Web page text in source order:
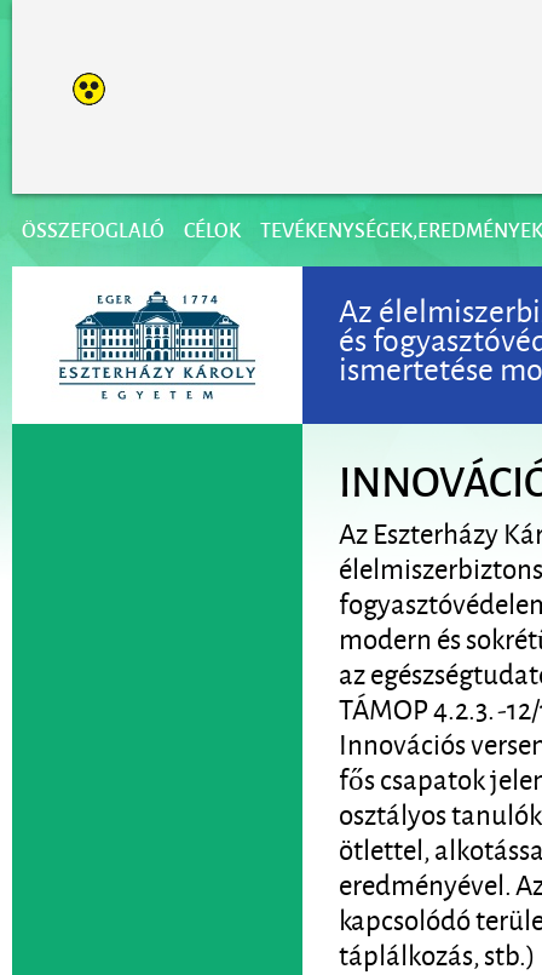
ÖSSZEFOGLALÓ CÉLOK TEVÉKENYSÉGEK,EREDMÉNYEK
Az
és
ismertetése
Az Eszterházy
modern és
az
TÁMOP 4.2.3. -
Innovációs
fős csapatok
osztályos
ötlettel,
eredményével.
kapcsolódó
táplálkozás, stb.)